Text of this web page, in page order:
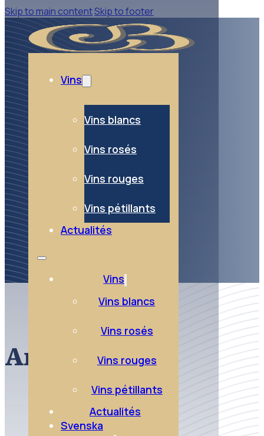
Skip to main contentSkip to footer
Vins
Vins blancs
Vins rosés
Vins rouges
Vins pétillants
Actualités
Vins
Vins blancs
Vins rosés
Vins rouges
Vins pétillants
Actualités
Svenska
Anjou Gamay